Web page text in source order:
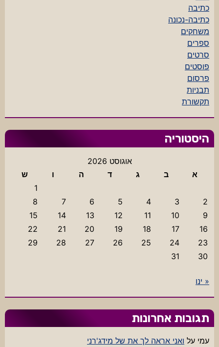
כתיבה
כתיבה-נכונה
משחקים
ספרים
סרטים
פוסטים
פרסום
תבניות
תקשורת
היסטוריה
אוגוסט 2026
א
ב ג ד ה ו
ש
1
2
3
4
5
6
7
8
9
10
11
12
13
14
15
16
17
18
19
20
21
22
23
24
25
26
27
28
29
30
31
« ינו
תגובות אחרונות
עמי על ואני אראה לך את של מידג'רני